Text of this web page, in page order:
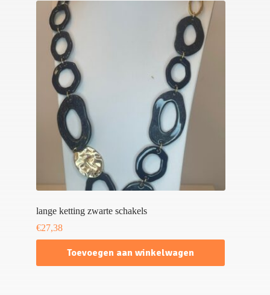
lange ketting zwarte schakels
€27,38
Toevoegen aan winkelwagen